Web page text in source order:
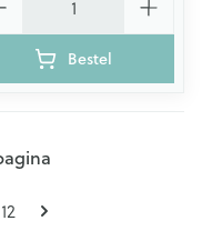
Bestel
pagina
Pagina
12